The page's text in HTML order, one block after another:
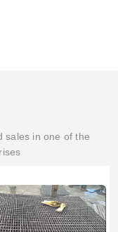
sales in one of the